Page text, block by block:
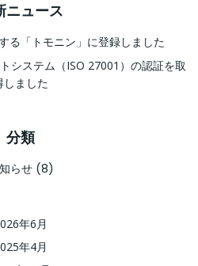
ニュース
る「トモニン」に登録しました
システム（ISO 27001）の認証を取
しました
分類
らせ(8)
年6月
年4月